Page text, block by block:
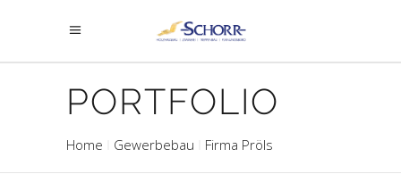
PORTFOLIO
Home Gewerbebau Firma Pröls